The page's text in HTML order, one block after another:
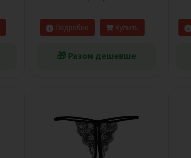
Подробно Купить
🎁 Разом дешевше